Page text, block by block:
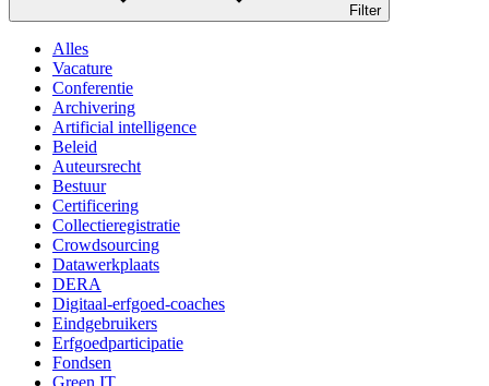
Filter
Alles
Vacature
Conferentie
Archivering
Artificial intelligence
Beleid
Auteursrecht
Bestuur
Certificering
Collectieregistratie
Crowdsourcing
Datawerkplaats
DERA
Digitaal-erfgoed-coaches
Eindgebruikers
Erfgoedparticipatie
Fondsen
Green IT